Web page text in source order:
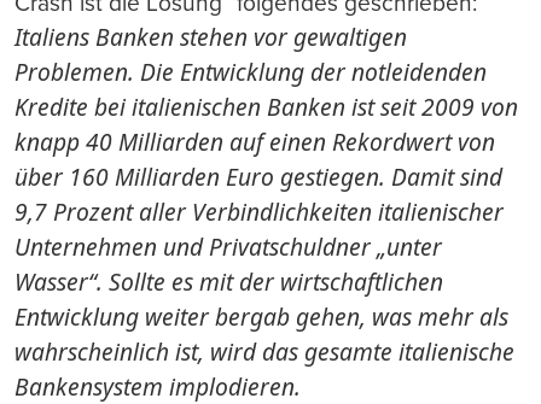
Italiens Banken stehen vor gewaltigen
Problemen. Die Entwicklung der notleidenden
Kredite bei italienischen Banken ist seit 2009 von
knapp 40 Milliarden auf einen Rekordwert von
über 160 Milliarden Euro gestiegen. Damit sind
9,7 Prozent aller Verbindlichkeiten italienischer
Unternehmen und Privatschuldner „unter
Wasser“. Sollte es mit der wirtschaftlichen
Entwicklung weiter bergab gehen, was mehr als
wahrscheinlich ist, wird das gesamte italienische
Bankensystem implodieren.